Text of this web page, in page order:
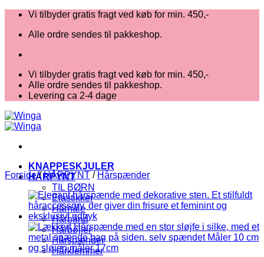
Fortsæt
indhold
Vi tilbyder gratis fragt ved køb for min. 450,-
Alle ordre sendes til pakkeshop.
Vi tilbyder gratis fragt ved køb for min. 450,-
Alle ordre sendes til pakkeshop.
Levering ca 2-4 dage
KNAPPESKJULER
HÅRPYNT
TIL BØRN
Elastikker
Hårnåle
Hårbånd
Hårbøjler
Hårspænder
Hårklemmer
Forside / HÅRPYNT / Hårspænder